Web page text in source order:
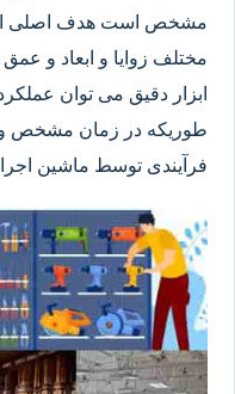
مشخص است هدف اصلی از
مختلف زوایا و ابعاد و
ابزار دقیق می توان
طوریکه در زمان مشخص
فرآیندی توسط ماشین